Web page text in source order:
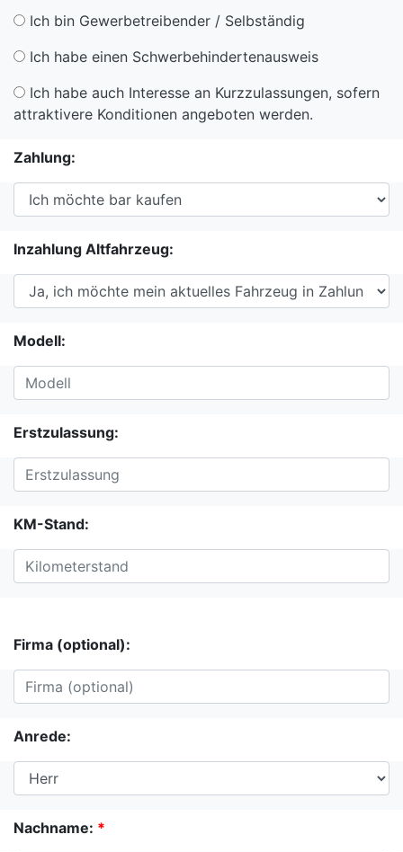
Ich bin Gewerbetreibender / Selbständig
Ich habe einen Schwerbehindertenausweis
Ich habe auch Interesse an Kurzzulassungen, sofern
attraktivere Konditionen angeboten werden.
Zahlung:
Inzahlung Altfahrzeug:
Modell:
Erstzulassung:
KM-Stand:
Firma (optional):
Anrede:
Nachname: *